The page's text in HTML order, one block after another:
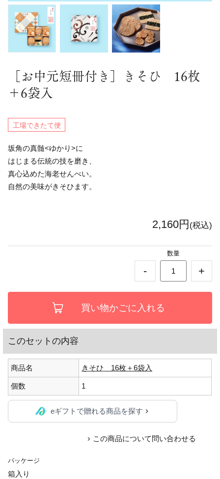
［お中元短冊付き］きそひ 16枚
＋6袋入
工場できたて便
坂角の真髄<ゆかり>に
はじまる伝統の技を磨き、
真心込めた海老せんべい。
自然の美味がきそひます。
2,160円 (税込)
-
数量
+
このセットの内容
商品名 きそひ 16枚＋6袋入
個数 1
eギフトで贈れる商品を探す
この商品について問い合わせる
パッケージ
箱入り